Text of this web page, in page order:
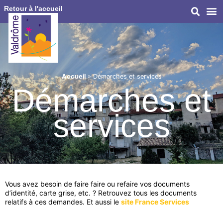
Retour à l'accueil
Accueil»Démarches et services
Démarches et
services
Vous avez besoin de faire faire ou refaire vos documents
d’identité, carte grise, etc. ? Retrouvez tous les documents
relatifs à ces demandes. Et aussi le site France Services